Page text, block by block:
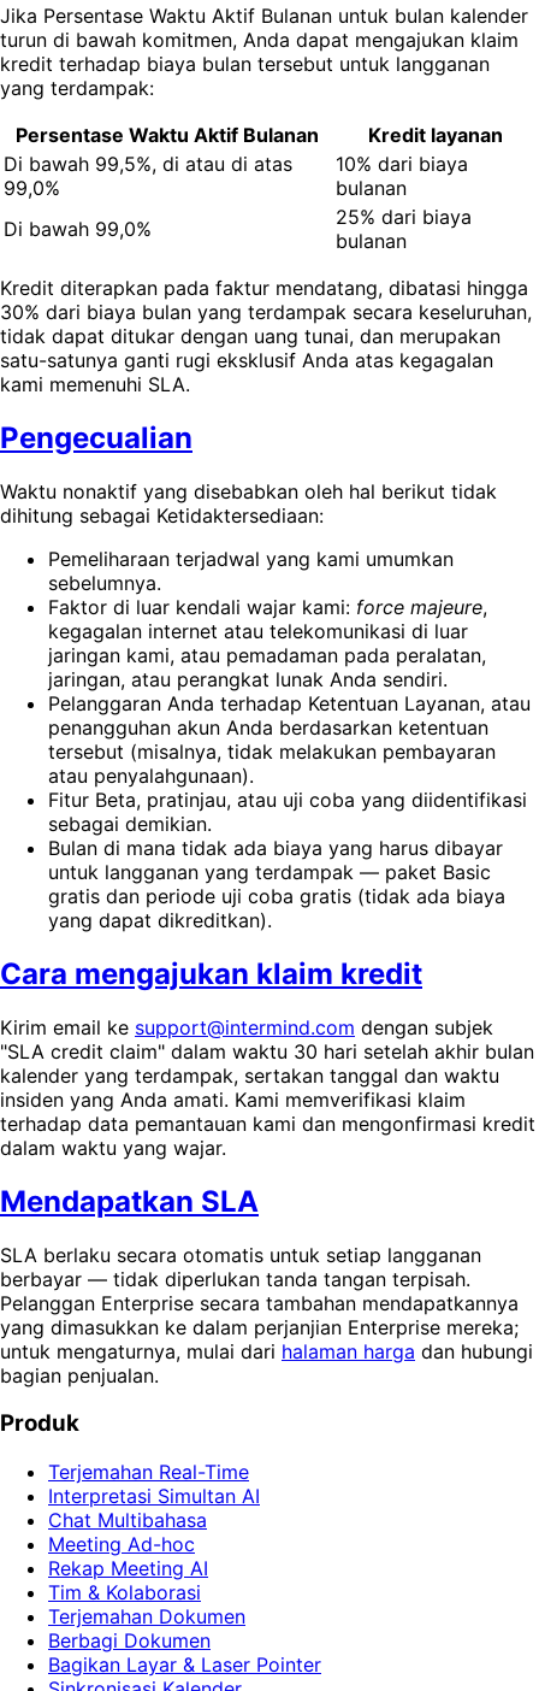
Jika Persentase Waktu Aktif Bulanan untuk bulan kalender
turun di bawah komitmen, Anda dapat mengajukan klaim
kredit terhadap biaya bulan tersebut untuk langganan
yang terdampak:
Persentase Waktu Aktif Bulanan
Kredit layanan
Di bawah 99,5%, di atau di atas
99,0%
10% dari biaya
bulanan
Di bawah 99,0%
25% dari biaya
bulanan
Kredit diterapkan pada faktur mendatang, dibatasi hingga
30% dari biaya bulan yang terdampak secara keseluruhan,
tidak dapat ditukar dengan uang tunai, dan merupakan
satu-satunya ganti rugi eksklusif Anda atas kegagalan
kami memenuhi SLA.
Pengecualian
Waktu nonaktif yang disebabkan oleh hal berikut tidak
dihitung sebagai Ketidaktersediaan:
Pemeliharaan terjadwal yang kami umumkan
sebelumnya.
Faktor di luar kendali wajar kami: force majeure,
kegagalan internet atau telekomunikasi di luar
jaringan kami, atau pemadaman pada peralatan,
jaringan, atau perangkat lunak Anda sendiri.
Pelanggaran Anda terhadap Ketentuan Layanan, atau
penangguhan akun Anda berdasarkan ketentuan
tersebut (misalnya, tidak melakukan pembayaran
atau penyalahgunaan).
Fitur Beta, pratinjau, atau uji coba yang diidentifikasi
sebagai demikian.
Bulan di mana tidak ada biaya yang harus dibayar
untuk langganan yang terdampak — paket Basic
gratis dan periode uji coba gratis (tidak ada biaya
yang dapat dikreditkan).
Cara mengajukan klaim kredit
Kirim email ke support@intermind.com dengan subjek
"SLA credit claim" dalam waktu 30 hari setelah akhir bulan
kalender yang terdampak, sertakan tanggal dan waktu
insiden yang Anda amati. Kami memverifikasi klaim
terhadap data pemantauan kami dan mengonfirmasi kredit
dalam waktu yang wajar.
Mendapatkan SLA
SLA berlaku secara otomatis untuk setiap langganan
berbayar — tidak diperlukan tanda tangan terpisah.
Pelanggan Enterprise secara tambahan mendapatkannya
yang dimasukkan ke dalam perjanjian Enterprise mereka;
untuk mengaturnya, mulai dari halaman harga dan hubungi
bagian penjualan.
Produk
Terjemahan Real-Time
Interpretasi Simultan AI
Chat Multibahasa
Meeting Ad-hoc
Rekap Meeting AI
Tim & Kolaborasi
Terjemahan Dokumen
Berbagi Dokumen
Bagikan Layar & Laser Pointer